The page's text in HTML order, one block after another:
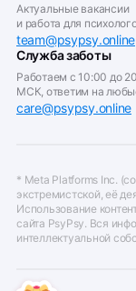
Актуальные вакансии
и работа для
team@psypsy.online
Служба заботы
Работаем с 10:00 до
МСК, ответим на
care@psypsy.online
* Meta Platforms Inc.
экстремистской, её
Использование
сайта PsyPsy. Вся
интеллектуальной